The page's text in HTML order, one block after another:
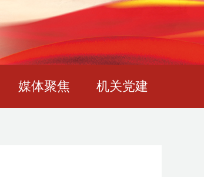
媒体聚焦 机关党建